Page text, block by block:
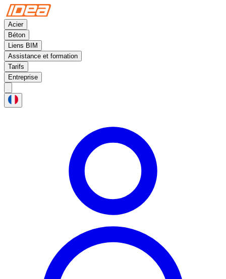
Acier
Béton
Liens BIM
Assistance et formation
Tarifs
Entreprise